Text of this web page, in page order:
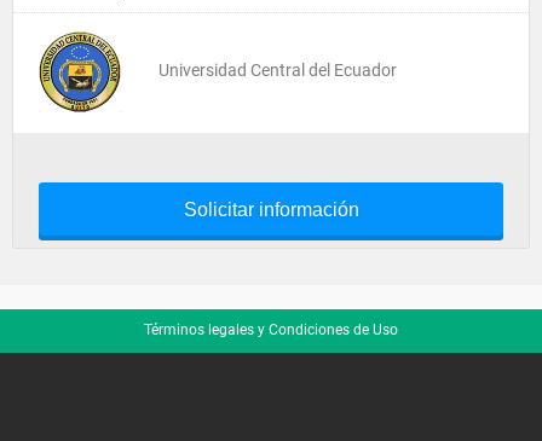
Universidad Central del Ecuador
Solicitar información
Términos legales y Condiciones de Uso